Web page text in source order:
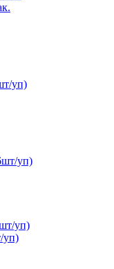
уп)
уп)
уп)